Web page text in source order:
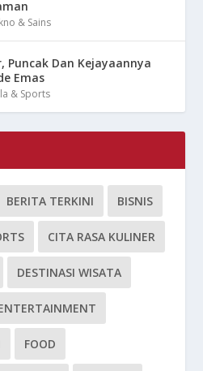
& Sains
Puncak Dan Kejayaannya
Emas
& Sports
BERITA TERKINI BISNIS
CITA RASA KULINER
DESTINASI WISATA
FOOD